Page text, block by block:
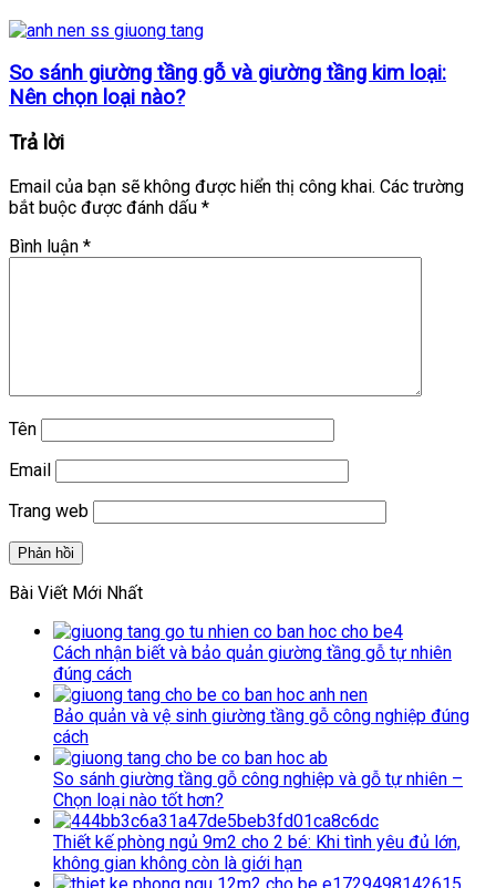
So sánh giường tầng gỗ và giường tầng kim loại:
Nên chọn loại nào?
Trả lời
Email của bạn sẽ không được hiển thị công khai. Các trường
bắt buộc được đánh dấu *
Bình luận *
Tên
Email
Trang web
Bài Viết Mới Nhất
Cách nhận biết và bảo quản giường tầng gỗ tự nhiên
đúng cách
Bảo quản và vệ sinh giường tầng gỗ công nghiệp đúng
cách
So sánh giường tầng gỗ công nghiệp và gỗ tự nhiên –
Chọn loại nào tốt hơn?
Thiết kế phòng ngủ 9m2 cho 2 bé: Khi tình yêu đủ lớn,
không gian không còn là giới hạn